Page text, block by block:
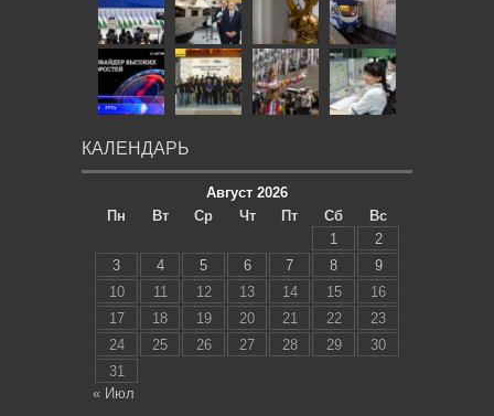
КАЛЕНДАРЬ
Август 2026
Пн
Вт Ср Чт Пт Сб
Вс
1
2
3
4 5 6 7 8
9
10
11 12 13 14 15
16
17
18 19 20 21 22
23
24
25 26 27 28 29
30
31
« Июл